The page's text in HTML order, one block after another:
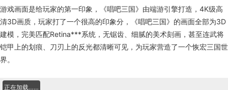
游戏画面是给玩家的第一印象，《唱吧三国》由端游引擎打造，4K级高
清3D画质，玩家打了一个很高的印象分，《唱吧三国》的画面全部为3D
建模，完美匹配Retina***系统，无锯齿、细腻的美术刻画，甚至连武将
铠甲上的划痕、刀刃上的反光都清晰可见，为玩家营造了一个恢宏三国世
界。
正在加载……